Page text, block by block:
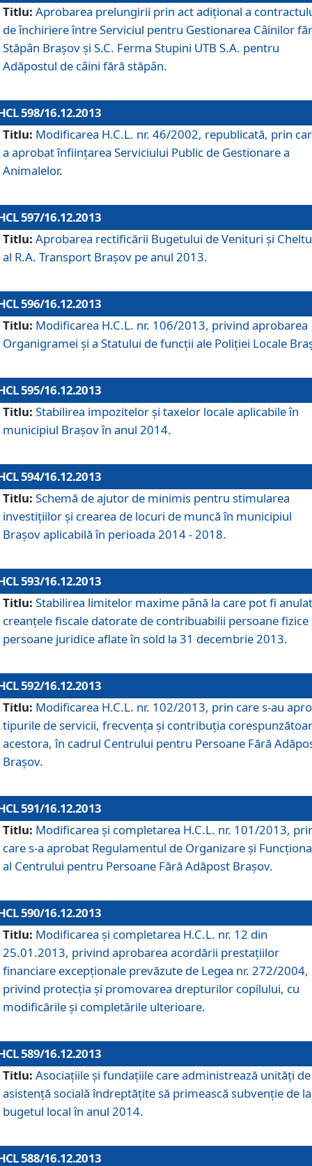
Titlu: Aprobarea prelungirii prin act adiţional a
de închiriere între Serviciul pentru Gestionarea Câinilor
Stăpân Braşov şi S.C. Ferma Stupini UTB S.A. pentru
Adăpostul de câini fără stăpân.
598/16.12.2013
Titlu: Modificarea H.C.L. nr. 46/2002, republicată, prin
a aprobat înfiinţarea Serviciului Public de Gestionare a
Animalelor.
597/16.12.2013
Titlu: Aprobarea rectificării Bugetului de Venituri şi
al R.A. Transport Braşov pe anul 2013.
596/16.12.2013
Titlu: Modificarea H.C.L. nr. 106/2013, privind aprobarea
Organigramei şi a Statului de funcţii ale Poliţiei Locale
595/16.12.2013
Titlu: Stabilirea impozitelor şi taxelor locale aplicabile în
municipiul Braşov în anul 2014.
594/16.12.2013
Titlu: Schemă de ajutor de minimis pentru stimularea
investiţiilor şi crearea de locuri de muncă în municipiul
Braşov aplicabilă în perioada 2014 - 2018.
593/16.12.2013
Titlu: Stabilirea limitelor maxime până la care pot fi
creanţele fiscale datorate de contribuabilii persoane fizice
persoane juridice aflate în sold la 31 decembrie 2013.
592/16.12.2013
Titlu: Modificarea H.C.L. nr. 102/2013, prin care s-au
tipurile de servicii, frecvenţa şi contribuţia
acestora, în cadrul Centrului pentru Persoane Fără
Braşov.
591/16.12.2013
Titlu: Modificarea şi completarea H.C.L. nr. 101/2013,
care s-a aprobat Regulamentul de Organizare şi
al Centrului pentru Persoane Fără Adăpost Braşov.
590/16.12.2013
Titlu: Modificarea şi completarea H.C.L. nr. 12 din
25.01.2013, privind aprobarea acordării prestaţiilor
financiare excepţionale prevăzute de Legea nr. 272/2004,
privind protecţia şi promovarea drepturilor copilului, cu
modificările şi completările ulterioare.
589/16.12.2013
Titlu: Asociaţiile şi fundaţiile care administrează unităţi de
asistenţă socială îndreptăţite să primească subvenţie de la
bugetul local în anul 2014.
588/16.12.2013